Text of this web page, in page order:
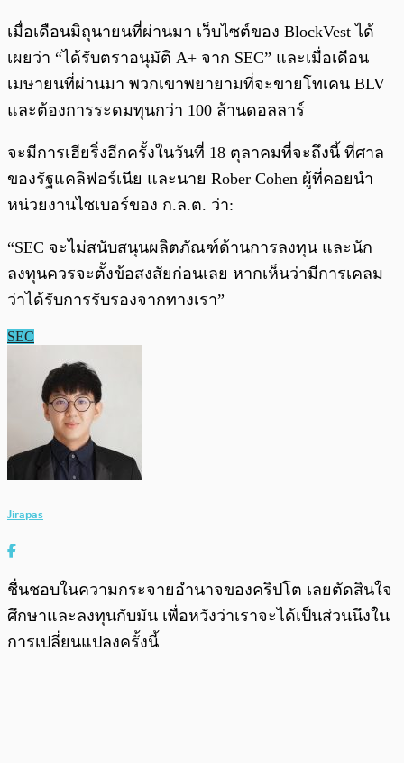
เมื่อเดือนมิถุนายนที่ผ่านมา เว็บไซต์ของ BlockVest ได้
เผยว่า “ได้รับตราอนุมัติ A+ จาก SEC” และเมื่อเดือน
เมษายนที่ผ่านมา พวกเขาพยายามที่จะขายโทเคน BLV
และต้องการระดมทุนกว่า 100 ล้านดอลลาร์
จะมีการเฮียริ่งอีกครั้งในวันที่ 18 ตุลาคมที่จะถึงนี้ ที่ศาล
ของรัฐแคลิฟอร์เนีย และนาย Rober Cohen ผู้ที่คอยนำ
หน่วยงานไซเบอร์ของ ก.ล.ต. ว่า:
“SEC จะไม่สนับสนุนผลิตภัณฑ์ด้านการลงทุน และนัก
ลงทุนควรจะตั้งข้อสงสัยก่อนเลย หากเห็นว่ามีการเคลม
ว่าได้รับการรับรองจากทางเรา”
SEC
Jirapas
ชื่นชอบในความกระจายอำนาจของคริปโต เลยตัดสินใจ
ศึกษาและลงทุนกับมัน เพื่อหวังว่าเราจะได้เป็นส่วนนึงใน
การเปลี่ยนแปลงครั้งนี้